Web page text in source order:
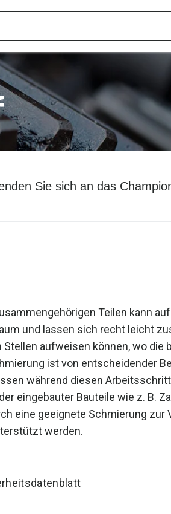
Sie sich an das
Teilen kann
und lassen sich recht leicht
Stellen aufweisen können, wo
ist von entscheidender
während diesen
eingebauter Bauteile wie z. B.
eine geeignete Schmierung zur
werden.